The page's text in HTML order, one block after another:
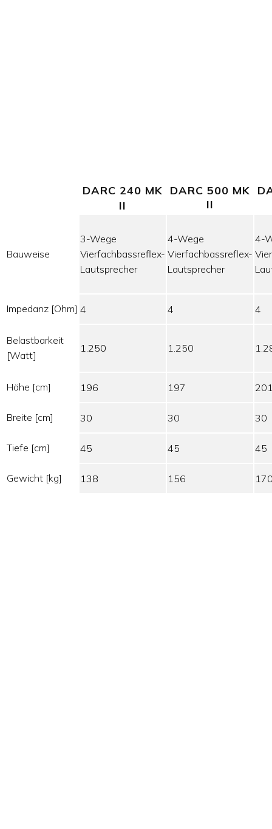
DARC 240 MK
II
DARC 500 MK
II
Bauweise
3-Wege
Vierfachbassreflex-
Lautsprecher
4-Wege
Vierfachbassreflex-
Lautsprecher
4-
Impedanz [Ohm] 4 4 4
Belastbarkeit
[Watt]
1.250 1.250
Höhe [cm] 196 197
Breite [cm] 30 30 30
Tiefe [cm] 45 45 45
Gewicht [kg] 138 156